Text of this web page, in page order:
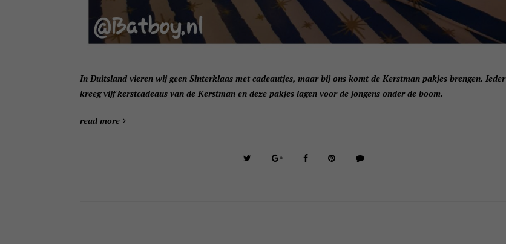
In Duitsland vieren wij geen Sinterklaas met cadeautjes, maar bij ons komt de Kerstman pakjes brengen. Ieder
kreeg vijf kerstcadeaus van de Kerstman en deze pakjes lagen voor de jongens onder de boom.
read more